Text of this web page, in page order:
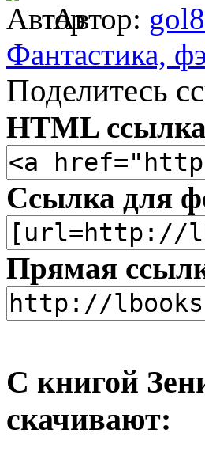
Автор:
Фантастика,
Поделитесь
HTML
Ссылка для
Прямая
С книгой
скачивают: